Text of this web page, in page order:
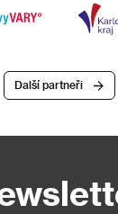
Další partneři